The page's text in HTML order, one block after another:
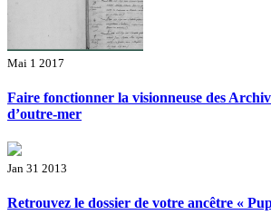
Mai 1 2017
Faire fonctionner la visionneuse des
d’outre-mer
Jan 31 2013
Retrouvez le dossier de votre ancêtre «